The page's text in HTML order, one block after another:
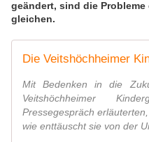
geändert, sind die
gleichen.
Mit Bedenken in die
Veitshöchheimer
Pressegespräch
wie enttäuscht sie von der